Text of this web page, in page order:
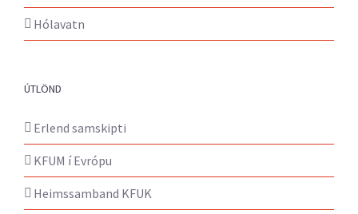
Hólavatn
ÚTLÖND
Erlend samskipti
KFUM í Evrópu
Heimssamband KFUK